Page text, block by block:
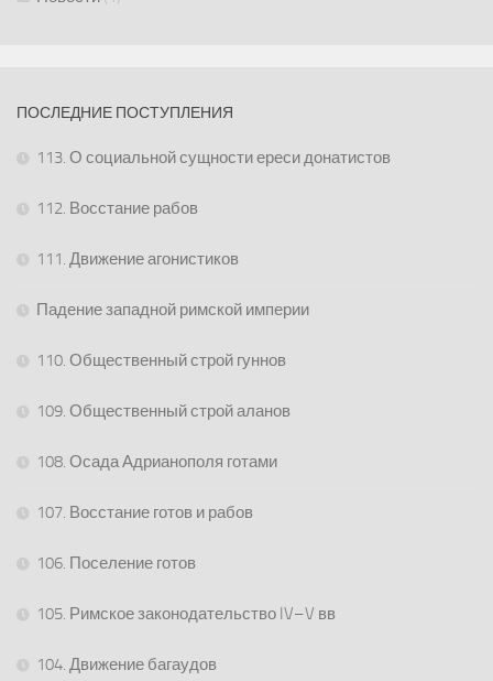
ПОСЛЕДНИЕ ПОСТУПЛЕНИЯ
113. О социальной сущности ереси донатистов
112. Восстание рабов
111. Движение агонистиков
Падение западной римской империи
110. Общественный строй гуннов
109. Общественный строй аланов
108. Осада Адрианополя готами
107. Восстание готов и рабов
106. Поселение готов
105. Римское законодательство IV–V вв
104. Движение багаудов